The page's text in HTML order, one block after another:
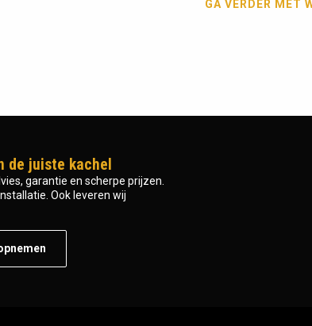
GA VERDER MET
de juiste kachel
garantie en scherpe prijzen.
Ook leveren wij